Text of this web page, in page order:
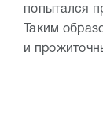
попытался
Таким
и